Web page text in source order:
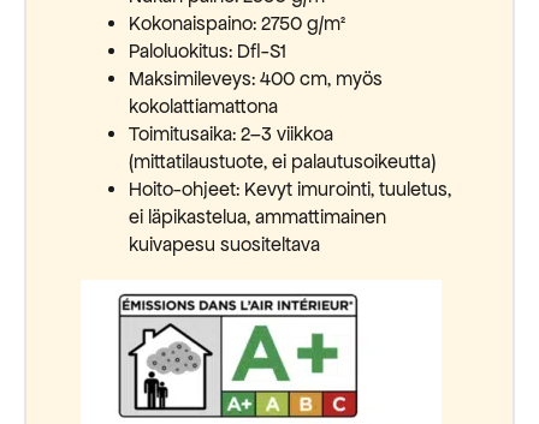
Kokonaispaino: 2750 g/m²
Paloluokitus: Dfl-S1
Maksimileveys: 400 cm, myös
kokolattiamattona
Toimitusaika: 2–3 viikkoa
(mittatilaustuote, ei palautusoikeutta)
Hoito-ohjeet: Kevyt imurointi, tuuletus,
ei läpikastelua, ammattimainen
kuivapesu suositeltava